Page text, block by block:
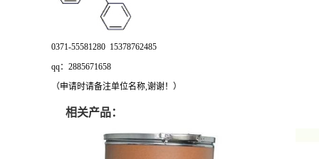
0371-55581280 15378762485
qq：2885671658
（申请时请备注单位名称,谢谢！）
相关产品：